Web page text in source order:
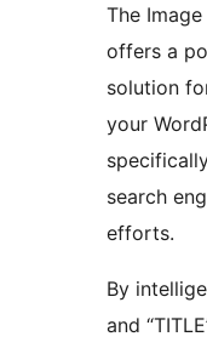
The
offers a
solution
your
search
efforts.
By
and